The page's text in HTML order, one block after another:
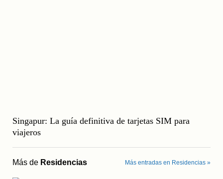
Singapur: La guía definitiva de tarjetas SIM para
viajeros
Más de Residencias Más entradas en Residencias »